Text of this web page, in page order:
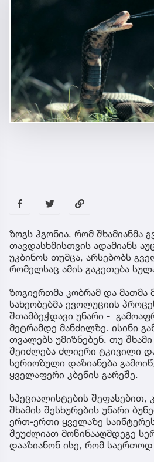
ზოგს ჰგონია, რომ შხამიანმა
თავდასხმისთვის ადამიანს
უკბინოს თუმცა, არსებობს
რომელსაც ამის გაკეთება
ზოგიერთმა კობრამ და მათმა
სახეობებმა ევოლუციის
შთამბეჭდავი უნარი -
მეტრამდე მანძილზე. ისინი
თვალებს უმიზნებენ. თუ
შეიძლება ძლიერი ტკივილი
სერიოზული დაზიანება
ყველაფერი კბენის გარეშე.
სპეციალისტების შეფასებით,
შხამის შესხურების უნარი
ერთ-ერთი ყველაზე
შეუძლიათ მოწინააღმდეგე
დააზიანონ ისე, რომ საერთოდ